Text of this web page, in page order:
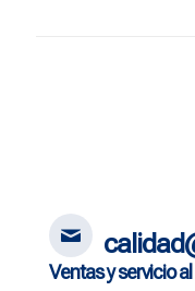
Ventas y servicio